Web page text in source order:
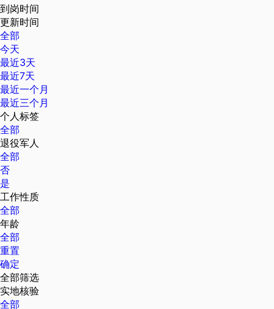
到岗时间
更新时间
全部
今天
最近3天
最近7天
最近一个月
最近三个月
个人标签
全部
退役军人
全部
否
是
工作性质
全部
年龄
全部
重置
确定
全部筛选
实地核验
全部